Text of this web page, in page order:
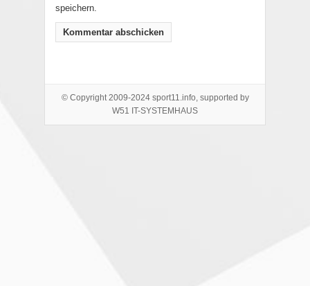
speichern.
© Copyright 2009-2024 sport11.info, supported by
W51 IT-SYSTEMHAUS